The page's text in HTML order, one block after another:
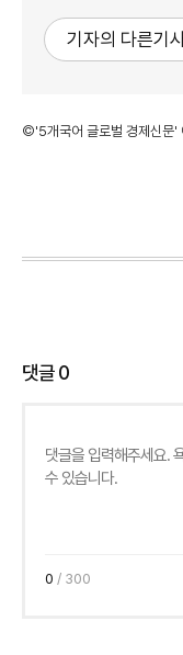
기자의 다른기
©'5개국어 글로벌 경제신문'
댓글0
0 / 300